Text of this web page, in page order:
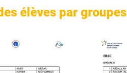
élèves par groupes